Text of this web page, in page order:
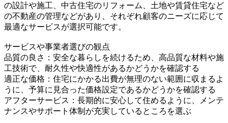
の設計や施工、中古住宅のリフォーム、土地や賃貸住宅など
の不動産の管理などがあり、それぞれ顧客のニーズに応じて
最適なサービスが選択可能です。
サービスや事業者選びの観点
品質の良さ：安全な暮らしを続けるため、高品質な材料や施
工技術で、耐久性や快適性があるかどうかを確認する
適正な価格：住宅にかかる出費が無理のない範囲に収まるよ
うに、予算に見合った価格設定であるかどうかを確認する
アフターサービス：長期的に安心して住めるように、メンテ
ナンスやサポート体制が充実しているところを選ぶ